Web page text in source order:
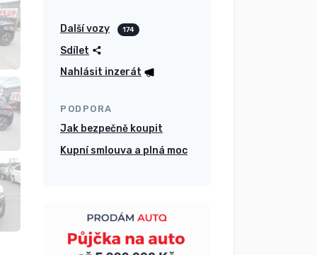
Další vozy 174
Sdílet
Nahlásit inzerát
PODPORA
Jak bezpečně koupit
Kupní smlouva a plná moc